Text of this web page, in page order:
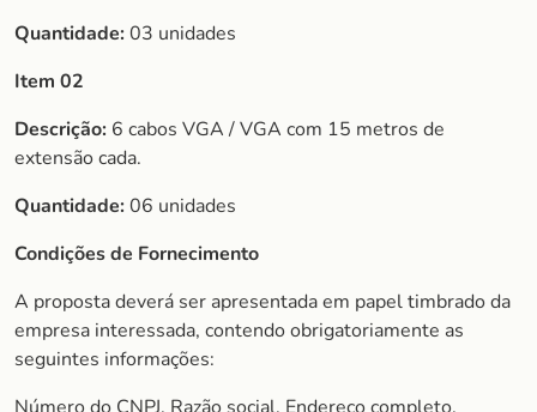
Quantidade:03 unidades
Item 02
Descrição: 6 cabos VGA / VGA com 15 metros de
extensão cada.
Quantidade:06 unidades
Condições de Fornecimento
A proposta deverá ser apresentada em papel timbrado da
empresa interessada, contendo obrigatoriamente as
seguintes informações: